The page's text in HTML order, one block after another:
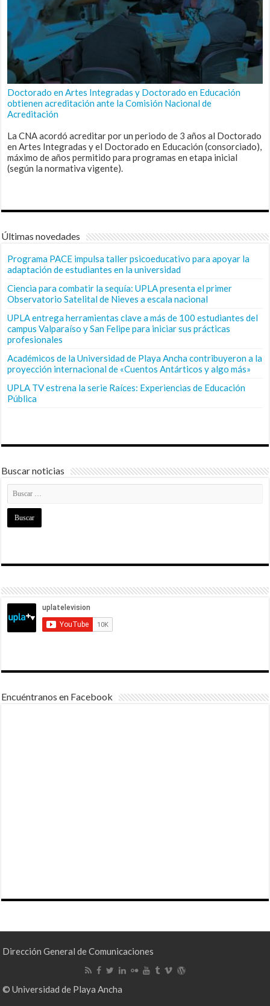
Doctorado en Artes Integradas y Doctorado en Educación
obtienen acreditación ante la Comisión Nacional de
Acreditación
La CNA acordó acreditar por un periodo de 3 años al Doctorado
en Artes Integradas y el Doctorado en Educación (consorciado),
máximo de años permitido para programas en etapa inicial
(según la normativa vigente).
Últimas novedades
Programa PACE impulsa taller psicoeducativo para apoyar la
adaptación de estudiantes en la universidad
Ciencia para combatir la sequía: UPLA presenta el primer
Observatorio Satelital de Nieves a escala nacional
UPLA entrega herramientas clave a más de 100 estudiantes del
campus Valparaíso y San Felipe para iniciar sus prácticas
profesionales
Académicos de la Universidad de Playa Ancha contribuyeron a la
proyección internacional de «Cuentos Antárticos y algo más»
UPLA TV estrena la serie Raíces: Experiencias de Educación
Pública
Buscar noticias
Encuéntranos en Facebook
Dirección General de Comunicaciones
© Universidad de Playa Ancha